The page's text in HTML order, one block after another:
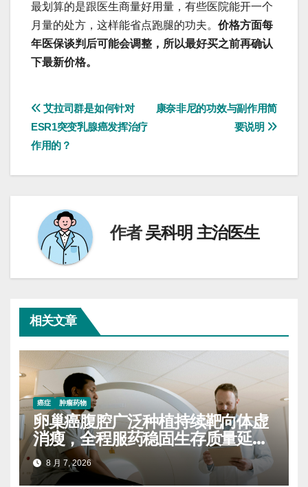
最划算的是跟医生商量好用量，有些医院能开一个
月量的处方，这样能省点跑腿的功夫。 价格方面每
年医保谈判后可能会调整，所以最好买之前再确认
下最新价格。
文
章
导
康奈非尼的功效与副作用简
要说明
艾拉司群是如何针对
ESR1突变乳腺癌发挥治疗
作用的？
作者吴科明 主治医生
相关文章
癌症 肿瘤药物
卵巢癌腹腔广泛种植持续靶向体虚
消瘦，全程服药稳固生存质量延缓
进展
8 月 7, 2026